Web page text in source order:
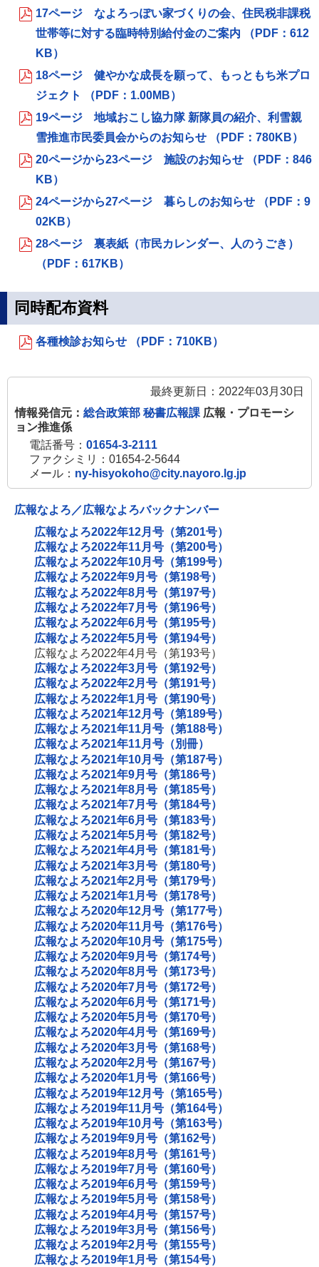
17ページ なよろっぽい家づくりの会、住民税非課税
世帯等に対する臨時特別給付金のご案内 （PDF：612
KB）
18ページ 健やかな成長を願って、もっともち米プロ
ジェクト （PDF：1.00MB）
19ページ 地域おこし協力隊 新隊員の紹介、利雪親
雪推進市民委員会からのお知らせ （PDF：780KB）
20ページから23ページ 施設のお知らせ （PDF：846
KB）
24ページから27ページ 暮らしのお知らせ （PDF：9
02KB）
28ページ 裏表紙（市民カレンダー、人のうごき）
（PDF：617KB）
同時配布資料
各種検診お知らせ （PDF：710KB）
最終更新日：2022年03月30日
情報発信元： 総合政策部 秘書広報課 広報・プロモーシ
ョン推進係
電話番号： 01654-3-2111
ファクシミリ：01654-2-5644
メール： ny-hisyokoho@city.nayoro.lg.jp
広報なよろ／広報なよろバックナンバー
広報なよろ2022年12月号（第201号）
広報なよろ2022年11月号（第200号）
広報なよろ2022年10月号（第199号）
広報なよろ2022年9月号（第198号）
広報なよろ2022年8月号（第197号）
広報なよろ2022年7月号（第196号）
広報なよろ2022年6月号（第195号）
広報なよろ2022年5月号（第194号）
広報なよろ2022年4月号（第193号）
広報なよろ2022年3月号（第192号）
広報なよろ2022年2月号（第191号）
広報なよろ2022年1月号（第190号）
広報なよろ2021年12月号（第189号）
広報なよろ2021年11月号（第188号）
広報なよろ2021年11月号（別冊）
広報なよろ2021年10月号（第187号）
広報なよろ2021年9月号（第186号）
広報なよろ2021年8月号（第185号）
広報なよろ2021年7月号（第184号）
広報なよろ2021年6月号（第183号）
広報なよろ2021年5月号（第182号）
広報なよろ2021年4月号（第181号）
広報なよろ2021年3月号（第180号）
広報なよろ2021年2月号（第179号）
広報なよろ2021年1月号（第178号）
広報なよろ2020年12月号（第177号）
広報なよろ2020年11月号（第176号）
広報なよろ2020年10月号（第175号）
広報なよろ2020年9月号（第174号）
広報なよろ2020年8月号（第173号）
広報なよろ2020年7月号（第172号）
広報なよろ2020年6月号（第171号）
広報なよろ2020年5月号（第170号）
広報なよろ2020年4月号（第169号）
広報なよろ2020年3月号（第168号）
広報なよろ2020年2月号（第167号）
広報なよろ2020年1月号（第166号）
広報なよろ2019年12月号（第165号）
広報なよろ2019年11月号（第164号）
広報なよろ2019年10月号（第163号）
広報なよろ2019年9月号（第162号）
広報なよろ2019年8月号（第161号）
広報なよろ2019年7月号（第160号）
広報なよろ2019年6月号（第159号）
広報なよろ2019年5月号（第158号）
広報なよろ2019年4月号（第157号）
広報なよろ2019年3月号（第156号）
広報なよろ2019年2月号（第155号）
広報なよろ2019年1月号（第154号）